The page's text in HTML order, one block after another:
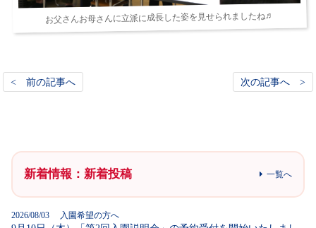
お父さんお母さんに立派に成長した姿を見せられましたね♬
< 前の記事へ 次の記事へ >
新着情報：新着投稿 一覧へ
2026/08/03 入園希望の方へ